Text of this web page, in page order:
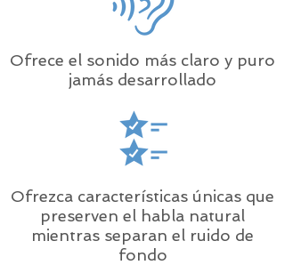
Ofrece el sonido más claro y puro
jamás desarrollado
Ofrezca características únicas que
preserven el habla natural
mientras separan el ruido de
fondo